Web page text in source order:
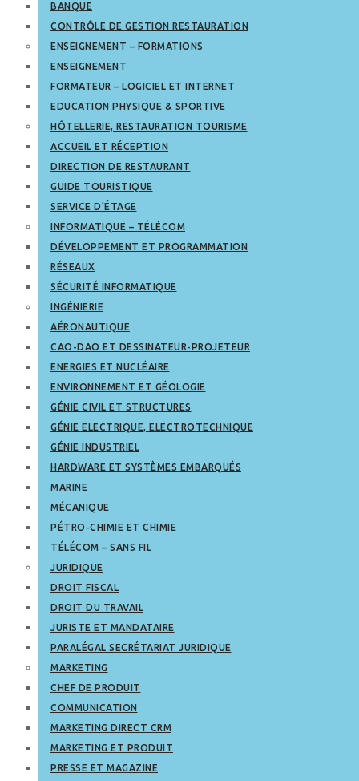
BANQUE
CONTRÔLE DE GESTION RESTAURATION
ENSEIGNEMENT – FORMATIONS
ENSEIGNEMENT
FORMATEUR – LOGICIEL ET INTERNET
EDUCATION PHYSIQUE & SPORTIVE
HÔTELLERIE, RESTAURATION TOURISME
ACCUEIL ET RÉCEPTION
DIRECTION DE RESTAURANT
GUIDE TOURISTIQUE
SERVICE D’ÉTAGE
INFORMATIQUE – TÉLÉCOM
DÉVELOPPEMENT ET PROGRAMMATION
RÉSEAUX
SÉCURITÉ INFORMATIQUE
INGÉNIERIE
AÉRONAUTIQUE
CAO-DAO ET DESSINATEUR-PROJETEUR
ENERGIES ET NUCLÉAIRE
ENVIRONNEMENT ET GÉOLOGIE
GÉNIE CIVIL ET STRUCTURES
GÉNIE ELECTRIQUE, ELECTROTECHNIQUE
GÉNIE INDUSTRIEL
HARDWARE ET SYSTÈMES EMBARQUÉS
MARINE
MÉCANIQUE
PÉTRO-CHIMIE ET CHIMIE
TÉLÉCOM – SANS FIL
JURIDIQUE
DROIT FISCAL
DROIT DU TRAVAIL
JURISTE ET MANDATAIRE
PARALÉGAL SECRÉTARIAT JURIDIQUE
MARKETING
CHEF DE PRODUIT
COMMUNICATION
MARKETING DIRECT CRM
MARKETING ET PRODUIT
PRESSE ET MAGAZINE